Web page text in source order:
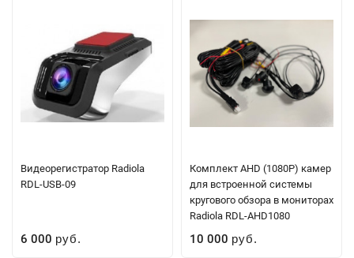
Видеорегистратор Radiola
RDL-USB-09
6 000 руб.
Комплект AHD (1080P) камер
для встроенной системы
кругового обзора в мониторах
Radiola RDL-AHD1080
10 000 руб.